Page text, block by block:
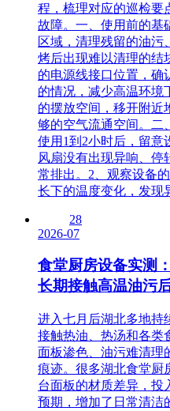
程，梳理对应的巡检要
故障。一、使用前的基
区域，清理残留的油污
烤后出现难以清理的结
的电源线接口位置，确
的情况，减少高温环境
的摆放空间，移开附近
够的空气流通空间。二
使用1到2小时后，留意
风扇没有出现异响、停
常排出。2、观察设备
长下的温度变化，发现
28
2026-07
食堂厨房设备实测
长期接触高温油污
进入七月后湖北多地持
接触热油、热汤和各类
面板渗色、油污难清理
痕迹。很多湖北食堂厨
台面板的材质差异，投
预期，增加了日常清洁